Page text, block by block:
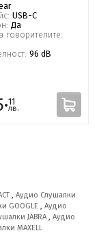
USB-C
Да
говорителите:
96 dB
11
лв.
, Аудио Слушалки
GOOGLE , Аудио
JABRA, Аудио
MAXELL